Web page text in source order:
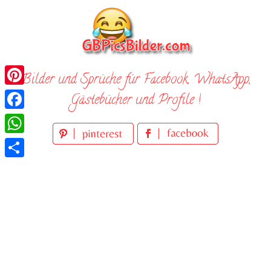
Bilder und Sprüche für Facebook, WhatsApp,
Gästebücher und Profile !
Pinterest
Facebook
WhatsApp